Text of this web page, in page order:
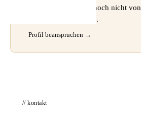
⚠ Dieses Profil wurde noch nicht von
beansprucht.
Profil beanspruchen →
// kontakt